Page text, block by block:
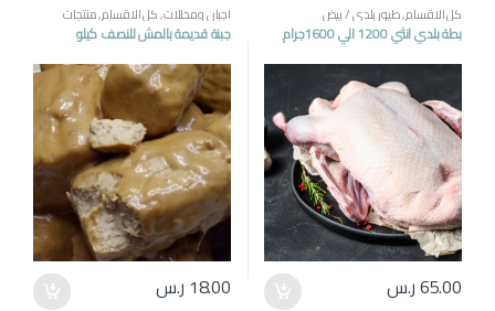
كل الاقسام,طيور بلدي / بيض
بطة بلدي انثي 1200 الي 1600جرام
65.00ر.س
اجبان ومخللات,كل الاقسام,منتجات
مصرية
جبنة قديمة بالمش للنصف كيلو
18.00 ر.س